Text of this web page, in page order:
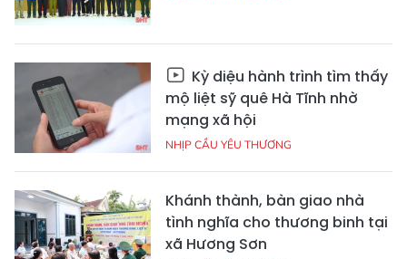
Kỳ diệu hành trình tìm thấy
mộ liệt sỹ quê Hà Tĩnh nhờ
mạng xã hội
NHỊP CẦU YÊU THƯƠNG
Khánh thành, bàn giao nhà
tình nghĩa cho thương binh tại
xã Hương Sơn